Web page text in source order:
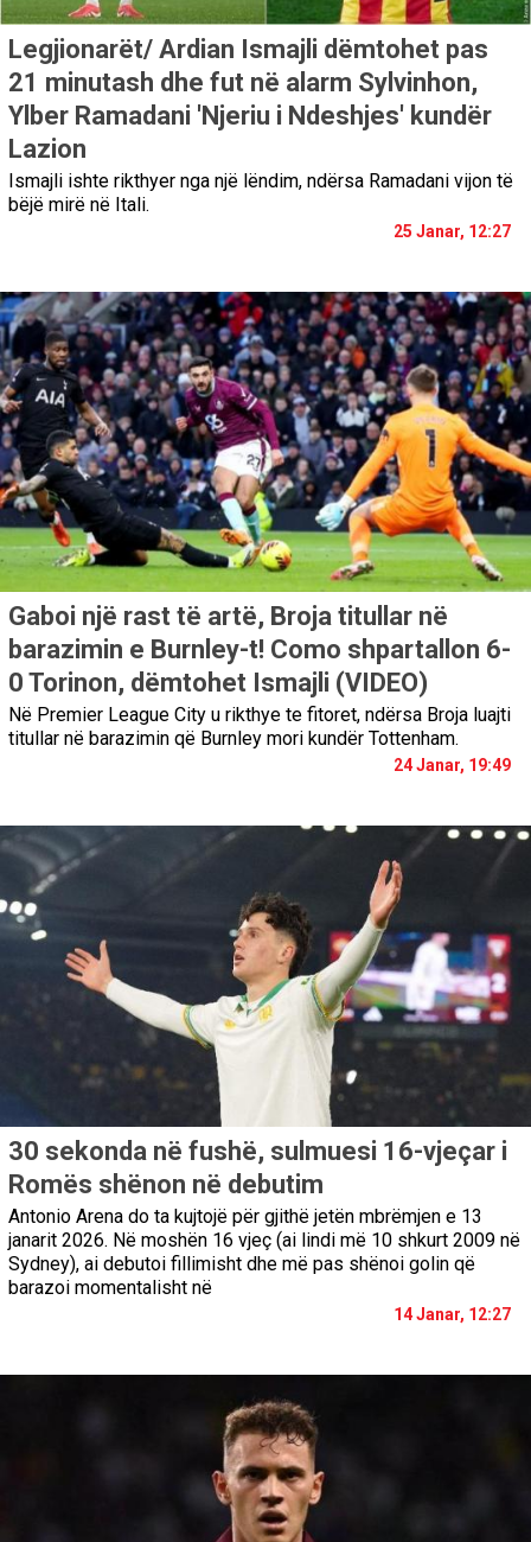
Legjionarët/ Ardian Ismajli dëmtohet pas
21 minutash dhe fut në alarm Sylvinhon,
Ylber Ramadani 'Njeriu i Ndeshjes' kundër
Lazion
Ismajli ishte rikthyer nga një lëndim, ndërsa Ramadani vijon të
bëjë mirë në Itali.
25 Janar, 12:27
Gaboi një rast të artë, Broja titullar në
barazimin e Burnley-t! Como shpartallon 6-
0 Torinon, dëmtohet Ismajli (VIDEO)
Në Premier League City u rikthye te fitoret, ndërsa Broja luajti
titullar në barazimin që Burnley mori kundër Tottenham.
24 Janar, 19:49
30 sekonda në fushë, sulmuesi 16-vjeçar i
Romës shënon në debutim
Antonio Arena do ta kujtojë për gjithë jetën mbrëmjen e 13
janarit 2026. Në moshën 16 vjeç (ai lindi më 10 shkurt 2009 në
Sydney), ai debutoi fillimisht dhe më pas shënoi golin që
barazoi momentalisht në
14 Janar, 12:27